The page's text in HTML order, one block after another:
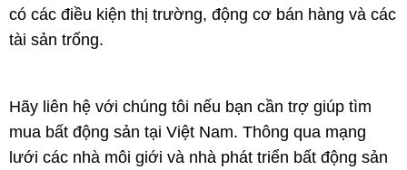
có các điều kiện thị trường, động cơ bán hàng và các
tài sản trống.
Hãy liên hệ với chúng tôi nếu bạn cần trợ giúp tìm
mua bất động sản tại Việt Nam. Thông qua mạng
lưới các nhà môi giới và nhà phát triển bất động sản